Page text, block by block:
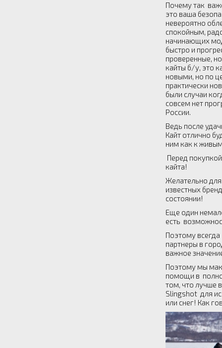
Почему так
это ваша
невероятно
спокойным,
начинающих
быстро и
проверенные,
кайты б/у, это
новыми, но по
практически
были случаи
совсем нет
России.
Ведь после
Кайт отлично
ним как к
Перед
кайта!
Желательно
известных
состоянии!
Еще один
есть
Поэтому
партнеры в
важное
Поэтому мы
помощи в
том, что лучше
Slingshot для
или снег! Как